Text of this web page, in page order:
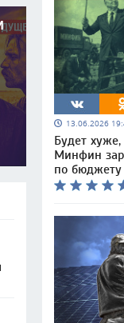
13.06.2026
Будет
Минфин
по бюджету